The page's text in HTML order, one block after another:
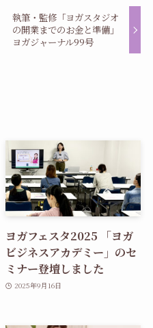
執筆・監修「ヨガスタジオ
の開業までのお金と準備」
ヨガジャーナル99号
ヨガフェスタ2025 「ヨガ
ビジネスアカデミー」のセ
ミナー登壇しました
2025年9月16日